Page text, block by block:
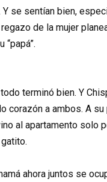
Y se sentían bien,
de la mujer
“papá”.
terminó bien. Y
corazón a ambos. A su
al apartamento solo
ahora juntos se